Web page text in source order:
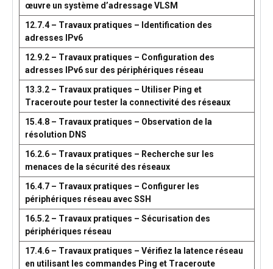
œuvre un système d’adressage VLSM
12.7.4 – Travaux pratiques – Identification des
adresses IPv6
12.9.2 – Travaux pratiques – Configuration des
adresses IPv6 sur des périphériques réseau
13.3.2 – Travaux pratiques – Utiliser Ping et
Traceroute pour tester la connectivité des réseaux
15.4.8 – Travaux pratiques – Observation de la
résolution DNS
16.2.6 – Travaux pratiques – Recherche sur les
menaces de la sécurité des réseaux
16.4.7 – Travaux pratiques – Configurer les
périphériques réseau avec SSH
16.5.2 – Travaux pratiques – Sécurisation des
périphériques réseau
17.4.6 – Travaux pratiques – Vérifiez la latence réseau
en utilisant les commandes Ping et Traceroute